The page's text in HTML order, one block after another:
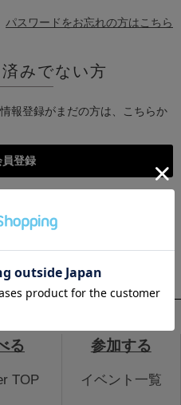
パスワードをお忘れの方はこちら
みでない方
報登録がまだの方は、こちらか
ます。法人のお客様のログイ
まはこちら
る
TOP
参加する
イベント一覧